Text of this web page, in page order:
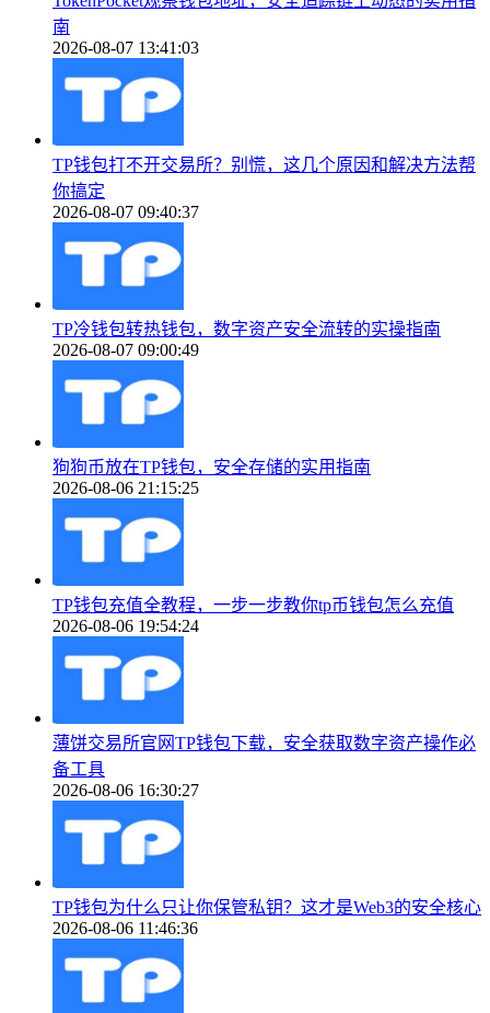
南
2026-08-07 13:41:03
TP钱包打不开交易所？别慌，这几个原因和解决方法帮
你搞定
2026-08-07 09:40:37
TP冷钱包转热钱包，数字资产安全流转的实操指南
2026-08-07 09:00:49
狗狗币放在TP钱包，安全存储的实用指南
2026-08-06 21:15:25
TP钱包充值全教程，一步一步教你tp币钱包怎么充值
2026-08-06 19:54:24
薄饼交易所官网TP钱包下载，安全获取数字资产操作必
备工具
2026-08-06 16:30:27
TP钱包为什么只让你保管私钥？这才是Web3的安全核心
2026-08-06 11:46:36